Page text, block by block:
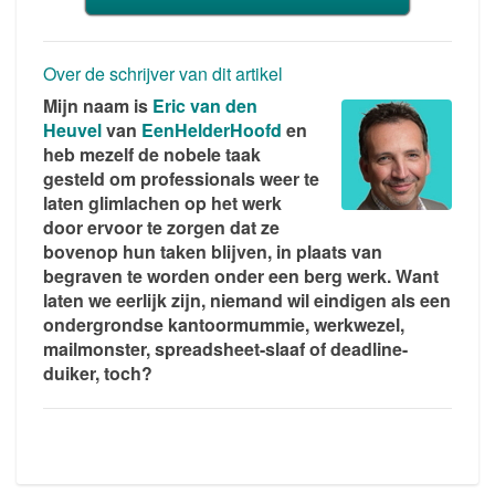
Over de schrijver van dit artikel
Mijn naam is Eric van den
Heuvelvan EenHelderHoofd en
heb mezelf de nobele taak
gesteld om professionals weer te
laten glimlachen op het werk
door ervoor te zorgen dat ze
bovenop hun taken blijven, in plaats van
begraven te worden onder een berg werk. Want
laten we eerlijk zijn, niemand wil eindigen als een
ondergrondse kantoormummie, werkwezel,
mailmonster, spreadsheet-slaaf of deadline-
duiker, toch?